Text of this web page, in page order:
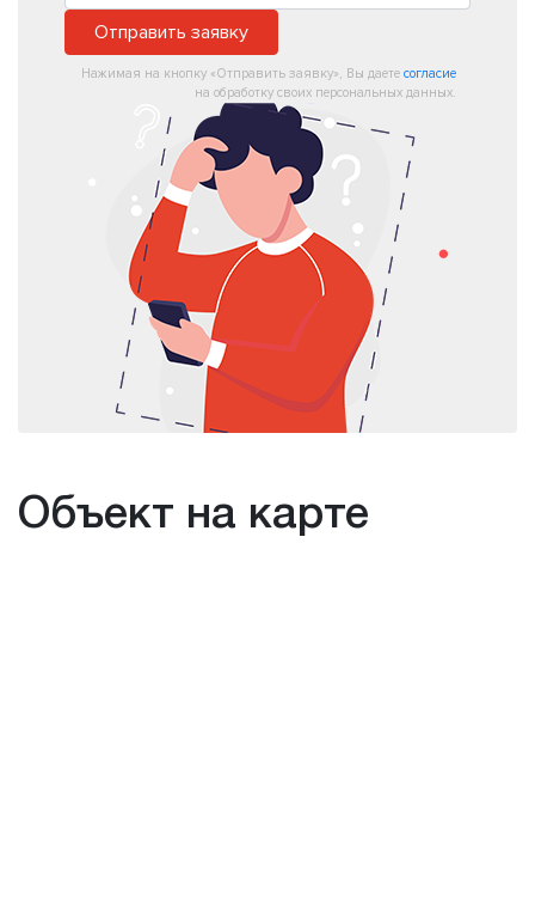
Отправить заявку
Нажимая на кнопку «Отправить заявку», Вы даете согласие
на обработку своих персональных данных.
Объект на карте